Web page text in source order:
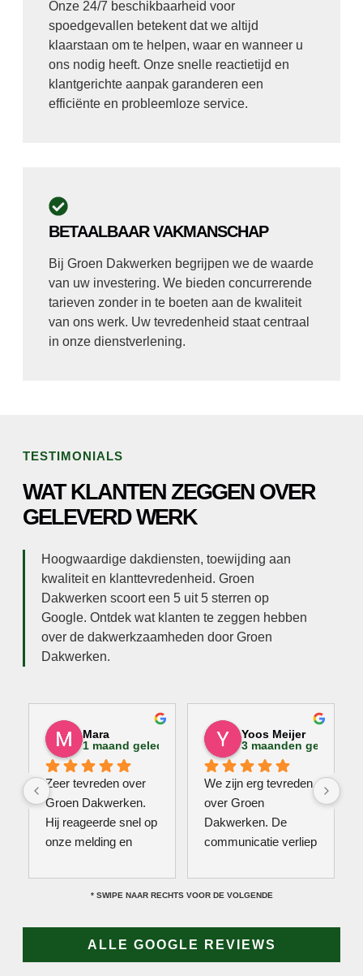
Onze 24/7 beschikbaarheid voor
spoedgevallen betekent dat we altijd
klaarstaan om te helpen, waar en wanneer u
ons nodig heeft. Onze snelle reactietijd en
klantgerichte aanpak garanderen een
efficiënte en probleemloze service.
BETAALBAAR VAKMANSCHAP
Bij Groen Dakwerken begrijpen we de waarde
van uw investering. We bieden concurrerende
tarieven zonder in te boeten aan de kwaliteit
van ons werk. Uw tevredenheid staat centraal
in onze dienstverlening.
TESTIMONIALS
WAT KLANTEN ZEGGEN OVER
GELEVERD WERK
Hoogwaardige dakdiensten, toewijding aan
kwaliteit en klanttevredenheid. Groen
Dakwerken scoort een 5 uit 5 sterren op
Google. Ontdek wat klanten te zeggen hebben
over de dakwerkzaamheden door Groen
Dakwerken.
Mara
1 maand geleden
Zeer tevreden over
Groen Dakwerken.
Hij reageerde snel op
onze melding en
collega kijken naar
het probleem. Omdat
reparatie niet meteen
Yoos Meijer
3 maanden geleden
We zijn erg tevreden
over Groen
Dakwerken. De
communicatie verliep
hij heeft veel kennis
van het vak en werkt
Echt een aanrader!
* SWIPE NAAR RECHTS VOOR DE VOLGENDE
ALLE GOOGLE REVIEWS